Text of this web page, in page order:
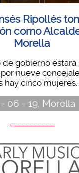
Ripollés
como
Morella
de gobierno estará
nueve
hay cinco
- 06 - 19, Morella